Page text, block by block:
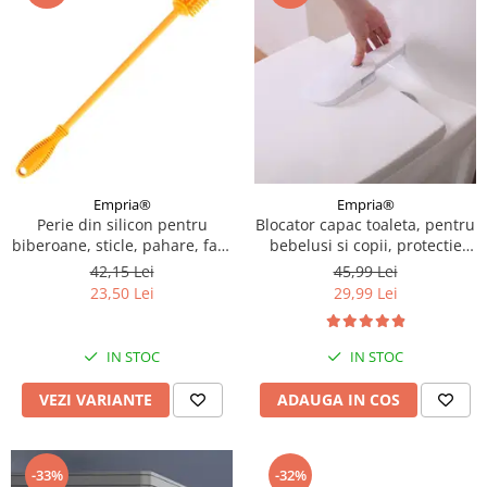
Empria®
Perie din silicon pentru
biberoane, sticle, pahare, fara
BPA, sterilizabila, Empria,
Diverse culori
42,15 Lei
23,50 Lei
IN STOC
VEZI VARIANTE
Empria®
Blocator capac toaleta, pentru
bebelusi si copii, protectie
was WC, Empria, siguranta
WC, 22.3 x 7.5 x 3 cm, alb
45,99 Lei
29,99 Lei
IN STOC
ADAUGA IN COS
-33% -32%